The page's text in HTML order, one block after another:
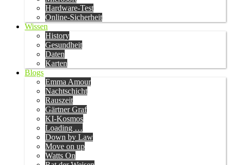
Hardware-Test
Online-Sicherheit
Wissen
History
Gesundheit
Daten
Karten
Blogs
Emma Amour
Nachtschicht
Rauszeit
Gärtner Graf
KI-Kosmos
Loading …
Down by Law
Move on up
Watts On